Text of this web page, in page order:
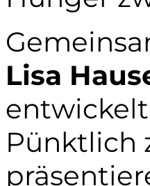
Lisa
Pünktlich